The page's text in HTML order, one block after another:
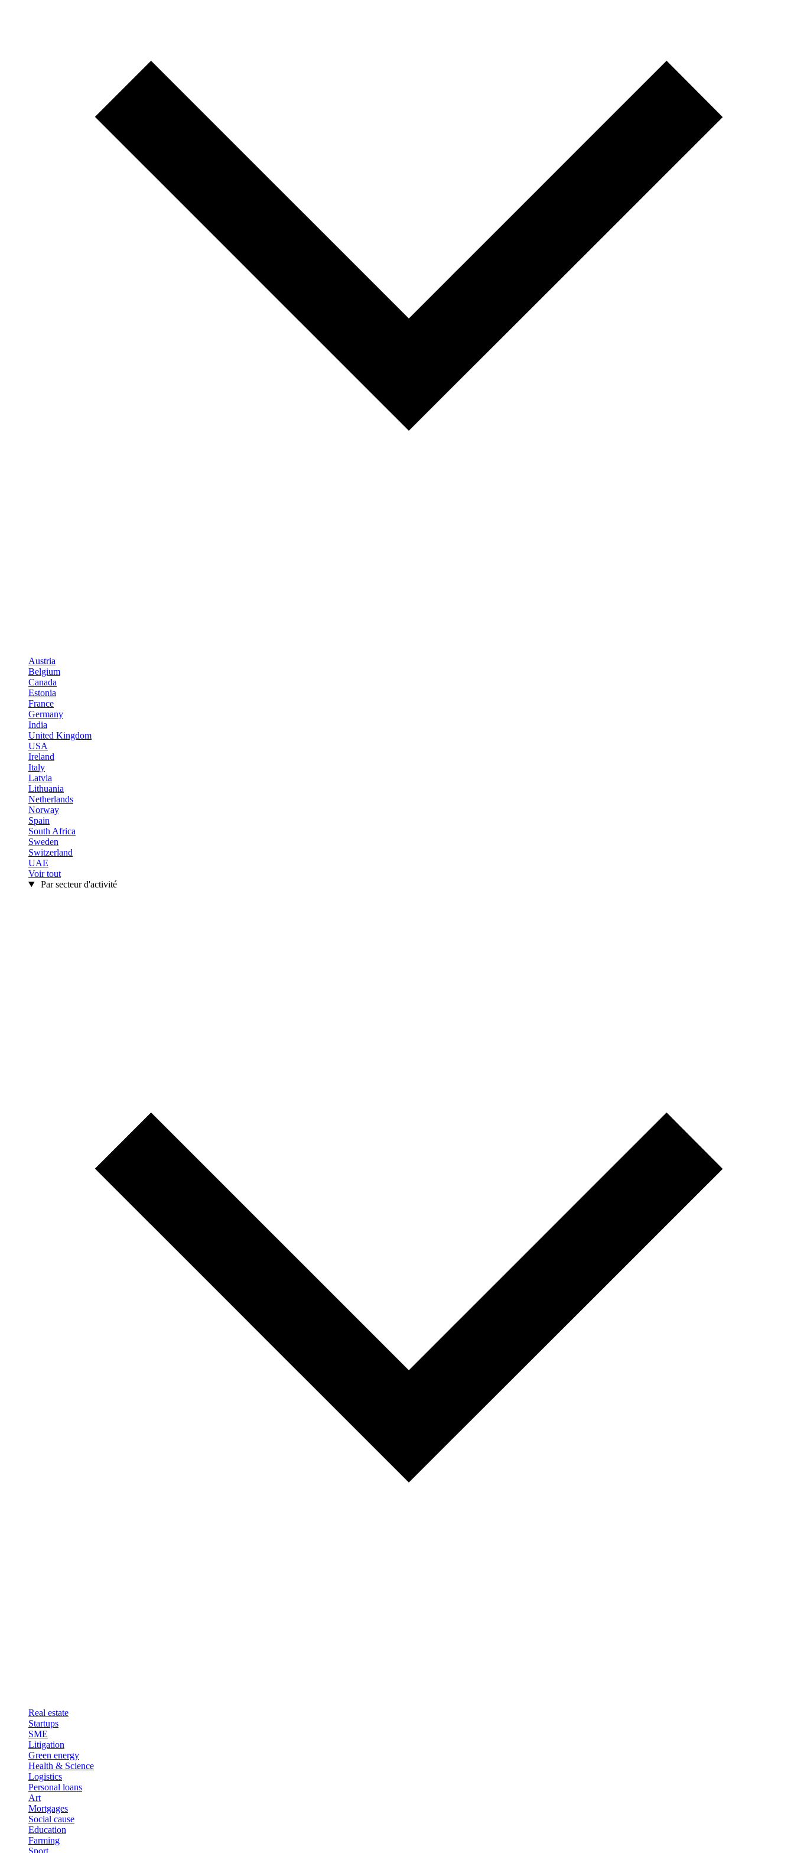
Austria
Belgium
Canada
Estonia
France
Germany
India
United Kingdom
USA
Ireland
Italy
Latvia
Lithuania
Netherlands
Norway
Spain
South Africa
Sweden
Switzerland
UAE
Voir tout
Par secteur d'activité
Real estate
Startups
SME
Litigation
Green energy
Health & Science
Logistics
Personal loans
Art
Mortgages
Social cause
Education
Farming
Sport